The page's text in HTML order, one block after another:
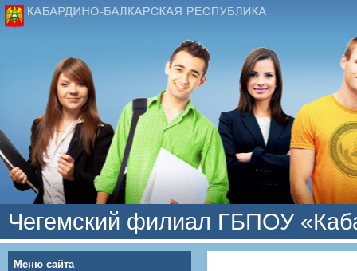
Чегемский филиал ГБПОУ
Меню сайта